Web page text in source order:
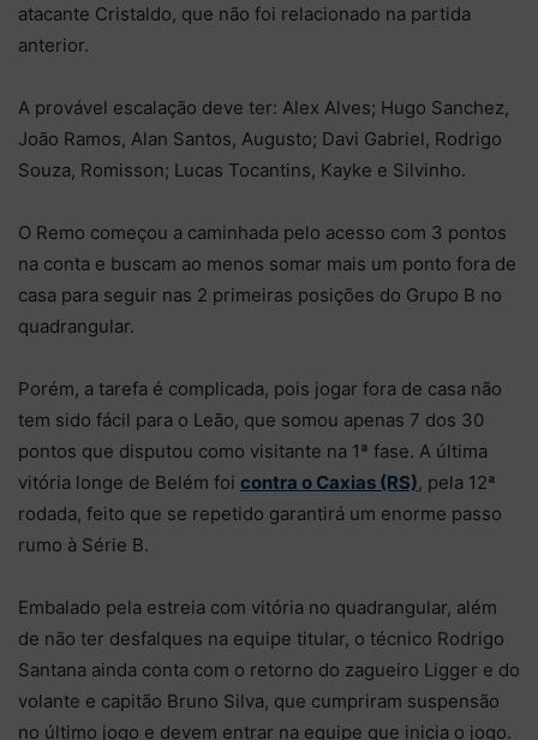
atacante Cristaldo, que não foi relacionado na partida
anterior.
A provável escalação deve ter: Alex Alves; Hugo Sanchez,
João Ramos, Alan Santos, Augusto; Davi Gabriel, Rodrigo
Souza, Romisson; Lucas Tocantins, Kayke e Silvinho.
O Remo começou a caminhada pelo acesso com 3 pontos
na conta e buscam ao menos somar mais um ponto fora de
casa para seguir nas 2 primeiras posições do Grupo B no
quadrangular.
Porém, a tarefa é complicada, pois jogar fora de casa não
tem sido fácil para o Leão, que somou apenas 7 dos 30
pontos que disputou como visitante na 1ª fase. A última
vitória longe de Belém foi contra o Caxias (RS), pela 12ª
rodada, feito que se repetido garantirá um enorme passo
rumo à Série B.
Embalado pela estreia com vitória no quadrangular, além
de não ter desfalques na equipe titular, o técnico Rodrigo
Santana ainda conta com o retorno do zagueiro Ligger e do
volante e capitão Bruno Silva, que cumpriram suspensão
no último jogo e devem entrar na equipe que inicia o jogo.